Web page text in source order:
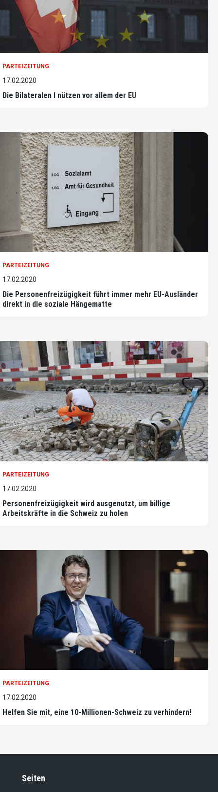
PARTEIZEITUNG
17.02.2020
Die Bilateralen I nützen vor allem der EU
PARTEIZEITUNG
17.02.2020
Die Personenfreizügigkeit führt immer mehr EU-Ausländer
direkt in die soziale Hängematte
PARTEIZEITUNG
17.02.2020
Personenfreizügigkeit wird ausgenutzt, um billige
Arbeitskräfte in die Schweiz zu holen
PARTEIZEITUNG
17.02.2020
Helfen Sie mit, eine 10-Millionen-Schweiz zu verhindern!
Seiten